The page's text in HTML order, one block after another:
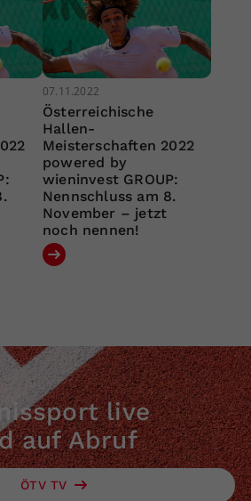
07.11.2022
Österreichische
Hallen-
Meisterschaften 2022
powered by
wieninvest GROUP:
Nennschluss am 8.
November – jetzt
noch nennen!
live
auf Abruf
ÖTV TV